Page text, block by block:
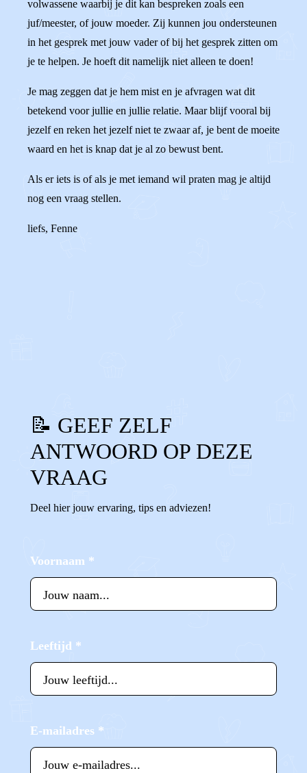
volwassene waarbij je dit kan bespreken zoals een
juf/meester, of jouw moeder. Zij kunnen jou ondersteunen
in het gesprek met jouw vader of bij het gesprek zitten om
je te helpen. Je hoeft dit namelijk niet alleen te doen!
Je mag zeggen dat je hem mist en je afvragen wat dit
betekend voor jullie en jullie relatie. Maar blijf vooral bij
jezelf en reken het jezelf niet te zwaar af, je bent de moeite
waard en het is knap dat je al zo bewust bent.
Als er iets is of als je met iemand wil praten mag je altijd
nog een vraag stellen.
liefs, Fenne
📝 GEEF ZELF
ANTWOORD OP DEZE
VRAAG
Deel hier jouw ervaring, tips en adviezen!
Voornaam *
Leeftijd *
E-mailadres *